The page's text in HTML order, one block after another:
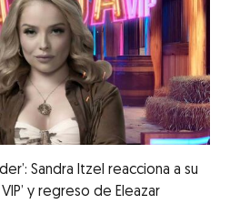
Sandra Itzel reacciona a su
y regreso de Eleazar